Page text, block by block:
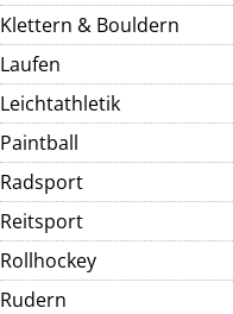
Klettern & Bouldern
Laufen
Leichtathletik
Paintball
Radsport
Reitsport
Rollhockey
Rudern